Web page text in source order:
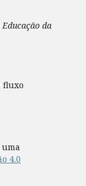
da
fluxo
uma
4.0